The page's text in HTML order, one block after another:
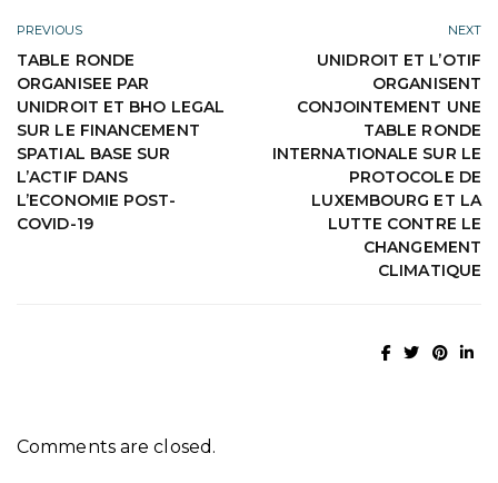
PREVIOUS
TABLE RONDE
ORGANISEE PAR
UNIDROIT ET BHO LEGAL
SUR LE FINANCEMENT
SPATIAL BASE SUR
L’ACTIF DANS
L’ECONOMIE POST-
COVID-19
NEXT
UNIDROIT ET L’OTIF
ORGANISENT
CONJOINTEMENT UNE
TABLE RONDE
INTERNATIONALE SUR LE
PROTOCOLE DE
LUXEMBOURG ET LA
LUTTE CONTRE LE
CHANGEMENT
CLIMATIQUE
Comments are closed.